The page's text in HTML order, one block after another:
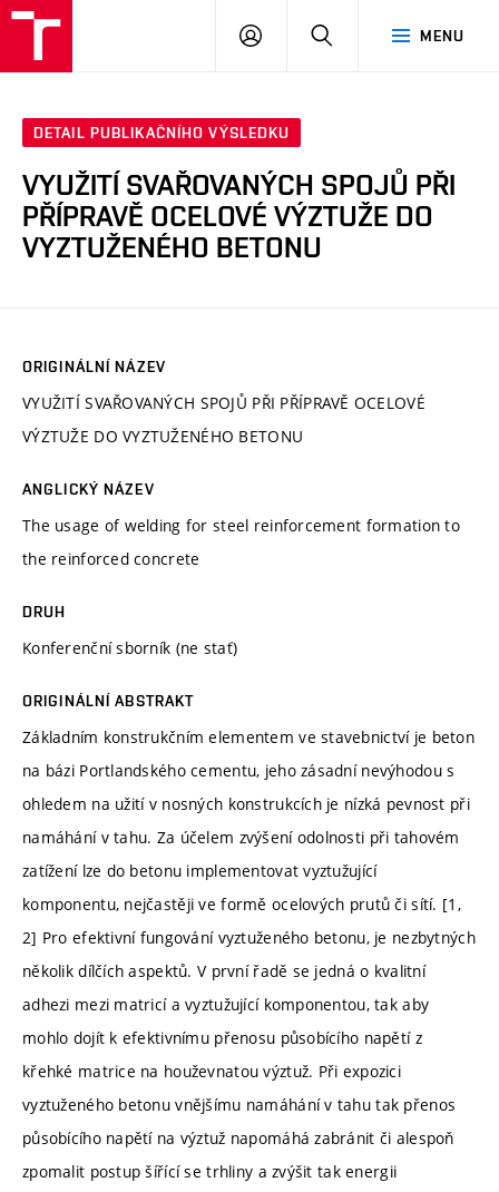
MENU
PŘIHLÁSIT
DETAIL PUBLIKAČNÍHO VÝSLEDKU
VYUŽITÍ SVAŘOVANÝCH SPOJŮ PŘI
PŘÍPRAVĚ OCELOVÉ VÝZTUŽE DO
VYZTUŽENÉHO BETONU
ORIGINÁLNÍ NÁZEV
VYUŽITÍ SVAŘOVANÝCH SPOJŮ PŘI PŘÍPRAVĚ OCELOVÉ
VÝZTUŽE DO VYZTUŽENÉHO BETONU
ANGLICKÝ NÁZEV
The usage of welding for steel reinforcement formation to
the reinforced concrete
DRUH
Konferenční sborník (ne stať)
ORIGINÁLNÍ ABSTRAKT
Základním konstrukčním elementem ve stavebnictví je beton
na bázi Portlandského cementu, jeho zásadní nevýhodou s
ohledem na užití v nosných konstrukcích je nízká pevnost při
namáhání v tahu. Za účelem zvýšení odolnosti při tahovém
zatížení lze do betonu implementovat vyztužující
komponentu, nejčastěji ve formě ocelových prutů či sítí. [1,
2] Pro efektivní fungování vyztuženého betonu, je nezbytných
několik dílčích aspektů. V první řadě se jedná o kvalitní
adhezi mezi matricí a vyztužující komponentou, tak aby
mohlo dojít k efektivnímu přenosu působícího napětí z
křehké matrice na houževnatou výztuž. Při expozici
vyztuženého betonu vnějšímu namáhání v tahu tak přenos
působícího napětí na výztuž napomáhá zabránit či alespoň
zpomalit postup šířící se trhliny a zvýšit tak energii